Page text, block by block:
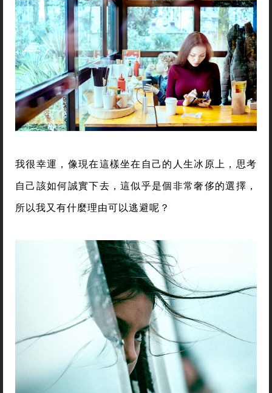
我很幸運，像現在這樣坐在自己的人生冰原上，思考
自己該如何誠實下去，這似乎是個非常奢侈的選擇，
所以我又有什麼理由可以逃避呢？